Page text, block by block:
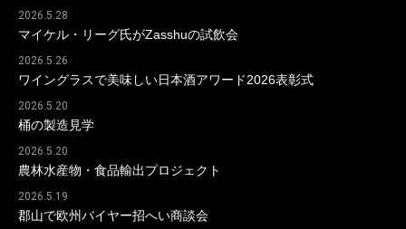
2026.5.28
マイケル・リーグ氏がZasshuの試飲会
2026.5.26
ワイングラスで美味しい日本酒アワード2026表彰式
2026.5.20
桶の製造見学
2026.5.20
農林水産物・食品輸出プロジェクト
2026.5.19
郡山で欧州バイヤー招へい商談会